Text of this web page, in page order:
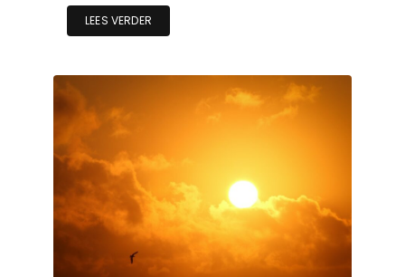
LEES VERDER